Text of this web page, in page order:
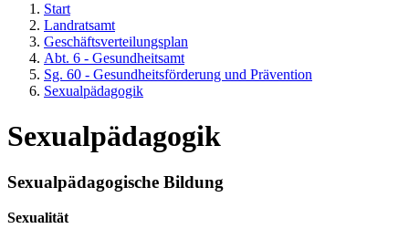
Start
Landratsamt
Geschäftsverteilungsplan
Abt. 6 - Gesundheitsamt
Sg. 60 - Gesundheitsförderung und Prävention
Sexualpädagogik
Sexualpädagogik
Sexualpädagogische Bildung
Sexualität